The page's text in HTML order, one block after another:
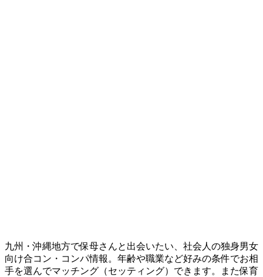
九州・沖縄地方で保母さんと出会いたい、社会人の独身男女
向け合コン・コンパ情報。年齢や職業など好みの条件でお相
手を選んでマッチング（セッティング）できます。また保育